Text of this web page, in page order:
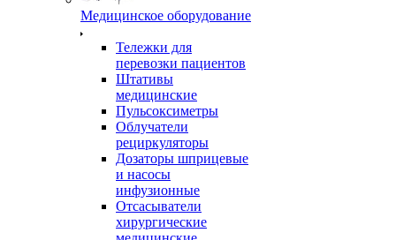
Медицинское оборудование
Тележки для
перевозки пациентов
Штативы
медицинские
Пульсоксиметры
Облучатели
рециркуляторы
Дозаторы шприцевые
и насосы
инфузионные
Отсасыватели
хирургические